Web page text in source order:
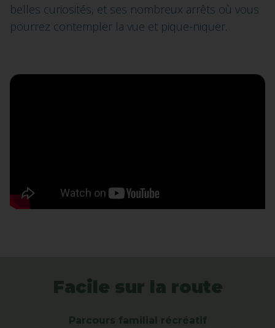
belles curiosités, et ses nombreux arrêts où vous
pourrez contempler la vue et pique-niquer.
Facile sur la route
Parcours familial récréatif